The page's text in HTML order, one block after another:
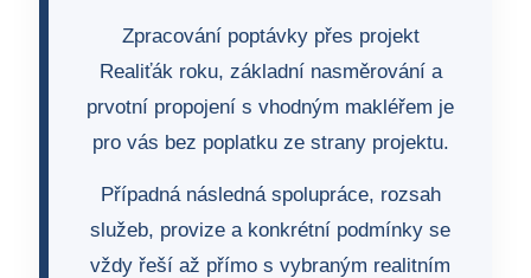
Zpracování poptávky přes projekt
Realiťák roku, základní nasměrování a
prvotní propojení s vhodným makléřem je
pro vás bez poplatku ze strany projektu.
Případná následná spolupráce, rozsah
služeb, provize a konkrétní podmínky se
vždy řeší až přímo s vybraným realitním